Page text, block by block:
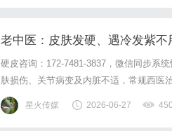
老中医：皮肤发硬、遇冷发紫
硬皮咨询：172-7481-3837，微信同步系
肤损伤、关节病变及内脏不适，常规西医
病。以下为全程采用通络解痹方剂调理的
硬皮病2年，病情累及全身。患者长期存
星火传媒 2026-06-27 450